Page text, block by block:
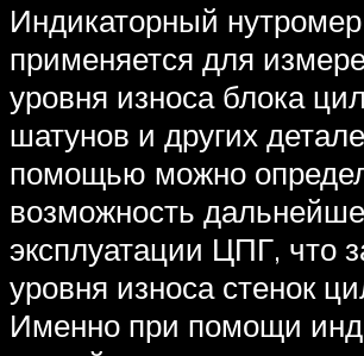
Индикаторный нутромер
применяется для
уровня износа блока
шатунов и других
помощью можно
возможность
эксплуатации ЦПГ, что
уровня износа стенок
Именно при помощи